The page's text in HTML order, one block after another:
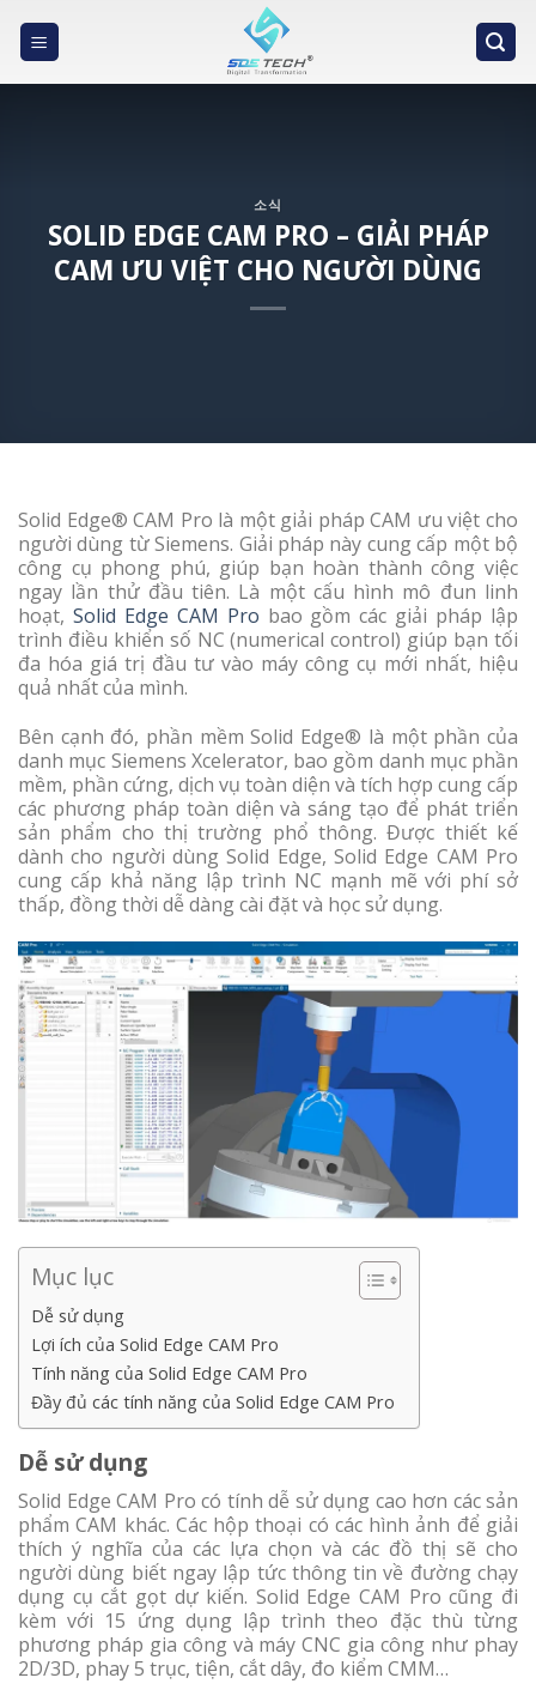
소식
SOLID EDGE CAM PRO – GIẢI PHÁP
CAM ƯU VIỆT CHO NGƯỜI DÙNG
Solid Edge® CAM Pro là một giải pháp CAM ưu việt cho
người dùng từ Siemens. Giải pháp này cung cấp một bộ
công cụ phong phú, giúp bạn hoàn thành công việc
ngay lần thử đầu tiên. Là một cấu hình mô đun linh
hoạt, Solid Edge CAM Pro bao gồm các giải pháp lập
trình điều khiển số NC (numerical control) giúp bạn tối
đa hóa giá trị đầu tư vào máy công cụ mới nhất, hiệu
quả nhất của mình.
Bên cạnh đó, phần mềm Solid Edge® là một phần của
danh mục Siemens Xcelerator, bao gồm danh mục phần
mềm, phần cứng, dịch vụ toàn diện và tích hợp cung cấp
các phương pháp toàn diện và sáng tạo để phát triển
sản phẩm cho thị trường phổ thông. Được thiết kế
dành cho người dùng Solid Edge, Solid Edge CAM Pro
cung cấp khả năng lập trình NC mạnh mẽ với phí sở
thấp, đồng thời dễ dàng cài đặt và học sử dụng.
Mục lục
Dễ sử dụng
Lợi ích của Solid Edge CAM Pro
Tính năng của Solid Edge CAM Pro
Đầy đủ các tính năng của Solid Edge CAM Pro
Dễ sử dụng
Solid Edge CAM Pro có tính dễ sử dụng cao hơn các sản
phẩm CAM khác. Các hộp thoại có các hình ảnh để giải
thích ý nghĩa của các lựa chọn và các đồ thị sẽ cho
người dùng biết ngay lập tức thông tin về đường chạy
dụng cụ cắt gọt dự kiến. Solid Edge CAM Pro cũng đi
kèm với 15 ứng dụng lập trình theo đặc thù từng
phương pháp gia công và máy CNC gia công như phay
2D/3D, phay 5 trục, tiện, cắt dây, đo kiểm CMM…